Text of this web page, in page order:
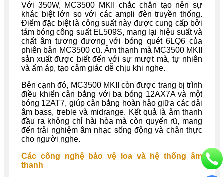
Với 350W, MC3500 MKII chắc chắn tạo nên sự
khác biệt lớn so với các ampli đèn truyền thống.
Điểm đặc biệt là công suất này được cung cấp bởi
tám bóng công suất EL509S, mang lại hiệu suất và
chất âm tương đương với bóng quét 6LQ6 của
phiên bản MC3500 cũ. Âm thanh mà MC3500 MKII
sản xuất được biết đến với sự mượt mà, tự nhiên
và ấm áp, tạo cảm giác dễ chịu khi nghe.
Bên cạnh đó, MC3500 MKII còn được trang bị trình
điều khiển cân bằng với ba bóng 12AX7A và một
bóng 12AT7, giúp cân bằng hoàn hảo giữa các dải
âm bass, treble và midrange. Kết quả là âm thanh
đầu ra không chỉ hài hòa mà còn quyến rũ, mang
đến trải nghiệm âm nhạc sống động và chân thực
cho người nghe.
Các công nghệ bảo vệ loa và hệ thống âm
thanh